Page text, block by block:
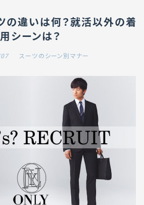
の違いは何？就活以外の着
用シーンは？
スーツのシーン別マナー